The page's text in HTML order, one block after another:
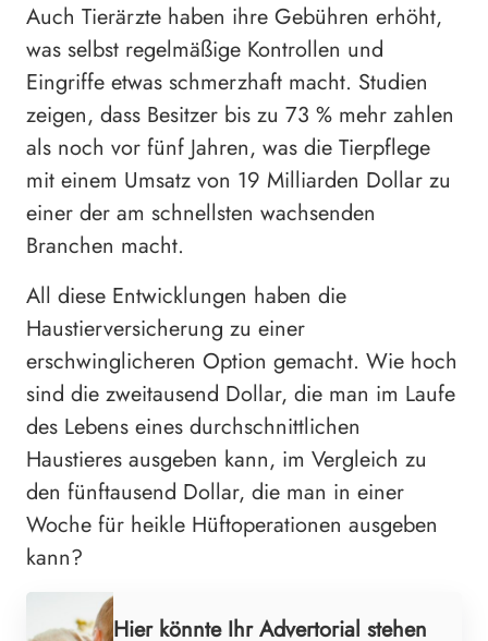
Auch Tierärzte haben ihre Gebühren erhöht,
was selbst regelmäßige Kontrollen und
Eingriffe etwas schmerzhaft macht. Studien
zeigen, dass Besitzer bis zu 73 % mehr zahlen
als noch vor fünf Jahren, was die Tierpflege
mit einem Umsatz von 19 Milliarden Dollar zu
einer der am schnellsten wachsenden
Branchen macht.
All diese Entwicklungen haben die
Haustierversicherung zu einer
erschwinglicheren Option gemacht. Wie hoch
sind die zweitausend Dollar, die man im Laufe
des Lebens eines durchschnittlichen
Haustieres ausgeben kann, im Vergleich zu
den fünftausend Dollar, die man in einer
Woche für heikle Hüftoperationen ausgeben
kann?
Hier könnte Ihr Advertorial stehen